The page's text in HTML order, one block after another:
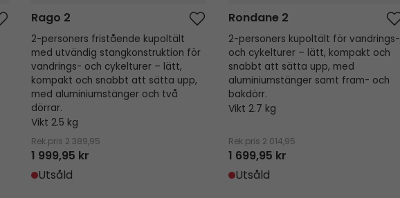
Rago 2
2-personers fristående kupoltält
med utvändig stangkonstruktion för
vandrings- och cykelturer – lätt,
kompakt och snabbt att sätta upp,
med aluminiumstänger och två
dörrar.
Vikt 2.5 kg
Rek.pris 2 389,95
1 999,95 kr
Utsåld
Rondane 2
2-personers kupoltält för vandrings-
och cykelturer – lätt, kompakt och
snabbt att sätta upp, med
aluminiumstänger samt fram- och
bakdörr.
Vikt 2.7 kg
Rek.pris 2 014,95
1 699,95 kr
Utsåld